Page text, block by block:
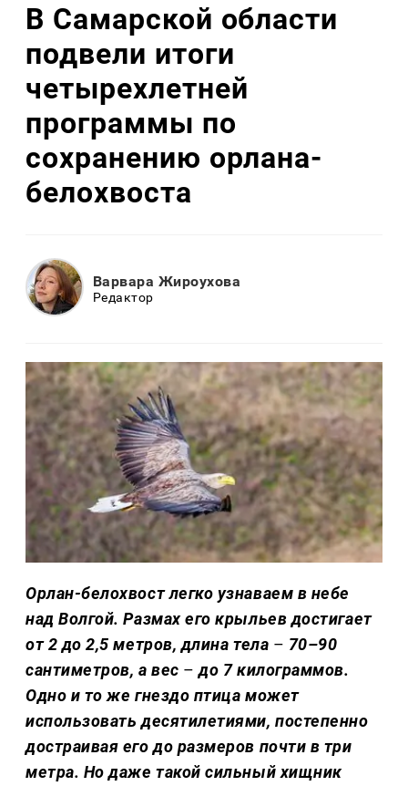
В Самарской области
подвели итоги
четырехлетней
программы по
сохранению орлана-
белохвоста
Варвара Жироухова
Редактор
Орлан-белохвост легко узнаваем в небе
над Волгой. Размах его крыльев достигает
от 2 до 2,5 метров, длина тела – 70–90
сантиметров, а вес – до 7 килограммов.
Одно и то же гнездо птица может
использовать десятилетиями, постепенно
достраивая его до размеров почти в три
метра. Но даже такой сильный хищник